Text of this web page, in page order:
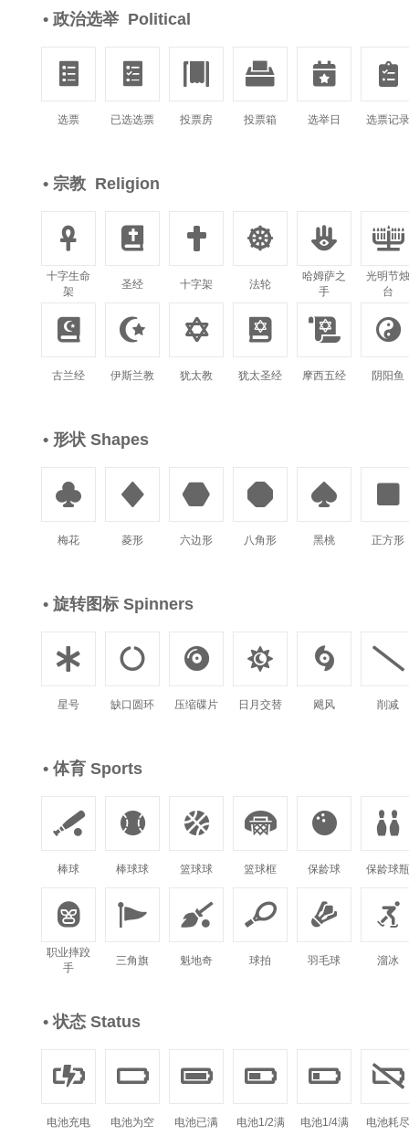
选票 已选选票 投票房 投票箱 选举日 选票记录
十字生命
架
圣经 十字架 法轮
哈姆萨之
手
光明节烛
台
古兰经 伊斯兰教 犹太教 犹太圣经 摩西五经 阴阳鱼
梅花 菱形 六边形 八角形 黑桃 正方形
星号 缺口圆环 压缩碟片 日月交替 飓风 削减
棒球 棒球球 篮球球 篮球框 保龄球 保龄球瓶
职业摔跤
手
三角旗 魁地奇 球拍 羽毛球 溜冰
电池充电 电池为空 电池已满 电池1/2满 电池1/4满 电池耗尽
• 政治选举 Political
• 宗教 Religion
• 形状 Shapes
• 旋转图标 Spinners
• 体育 Sports
• 状态 Status
     
     
     
    
     
     
     
     